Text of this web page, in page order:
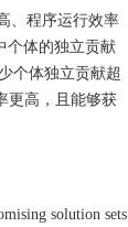
、程序运行效率
个体的独立贡献
个体独立贡献超
更高，且能够获
solution sets